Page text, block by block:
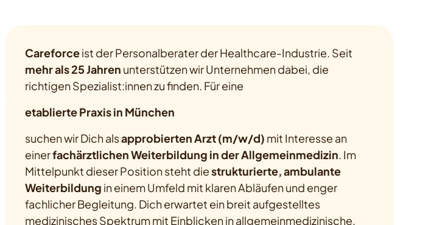
Careforceist der Personalberater der Healthcare-Industrie. Seit
mehr als 25 Jahren unterstützen wir Unternehmen dabei, die
richtigen Spezialist:innen zu finden. Für eine
etablierte Praxis in München
suchen wir Dich alsapprobierten Arzt (m/w/d) mit Interesse an
einerfachärztlichen Weiterbildung in der Allgemeinmedizin. Im
Mittelpunkt dieser Position steht diestrukturierte, ambulante
Weiterbildung in einem Umfeld mit klaren Abläufen und enger
fachlicher Begleitung. Dich erwartet ein breit aufgestelltes
medizinisches Spektrum mit Einblicken in allgemeinmedizinische,